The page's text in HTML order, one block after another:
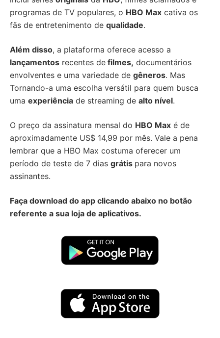
programas de TV populares, o HBO Max cativa os
fãs de entretenimento de qualidade.
Além disso, a plataforma oferece acesso a
lançamentos recentes de filmes, documentários
envolventes e uma variedade de gêneros. Mas
Tornando-a uma escolha versátil para quem busca
uma experiência de streaming de alto nível.
O preço da assinatura mensal do HBO Max é de
aproximadamente US$ 14,99 por mês. Vale a pena
lembrar que a HBO Max costuma oferecer um
período de teste de 7 dias grátis para novos
assinantes.
Faça download do app clicando abaixo no botão
referente a sua loja de aplicativos.